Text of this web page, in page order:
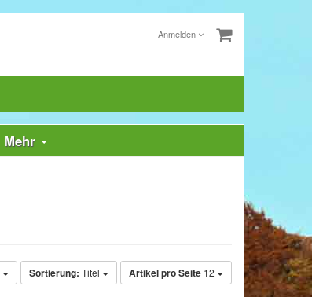
Anmelden
Mehr
Sortierung: Titel Artikel pro Seite 12